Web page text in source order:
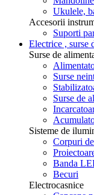
Ukulele,
Accesorii
Suporti
Electrice , surse
Surse de
Surse
Surse de
Sisteme de
Corpuri
Banda
Becuri
Electrocasnice